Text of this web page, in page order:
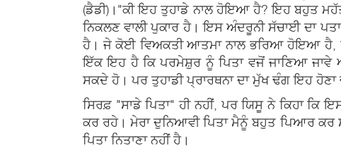
(ਡੈਡੀ)।"ਕੀ ਇਹ ਤੁਹਾਡੇ ਨਾਲ ਹੋਇਆ ਹੈ? ਇਹ ਬਹੁਤ
ਨਿਕਲਣ ਵਾਲੀ ਪੁਕਾਰ ਹੈ। ਇਸ ਅੰਦਰੂਨੀ ਸੱਚਾਈ ਦਾ
ਹੈ। ਜੇ ਕੋਈ ਵਿਅਕਤੀ ਆਤਮਾ ਨਾਲ ਭਰਿਆ ਹੋਇਆ ਹੈ,
ਇੱਕ ਇਹ ਹੈ ਕਿ ਪਰਮੇਸ਼ੁਰ ਨੂੰ ਪਿਤਾ ਵਜੋਂ ਜਾਣਿਆ ਜਾਵੇ
ਸਕਦੇ ਹੋ। ਪਰ ਤੁਹਾਡੀ ਪ੍ਰਾਰਥਨਾ ਦਾ ਮੁੱਖ ਢੰਗ ਇਹ ਹੋਣਾ
ਸਿਰਫ਼ "ਸਾਡੇ ਪਿਤਾ" ਹੀ ਨਹੀਂ, ਪਰ ਯਿਸੂ ਨੇ ਕਿਹਾ ਕਿ
ਕਰ ਰਹੇ। ਮੇਰਾ ਦੁਨਿਆਵੀ ਪਿਤਾ ਮੈਨੂੰ ਬਹੁਤ ਪਿਆਰ ਕਰ
ਪਿਤਾ ਨਿਤਾਣਾ ਨਹੀਂ ਹੈ।